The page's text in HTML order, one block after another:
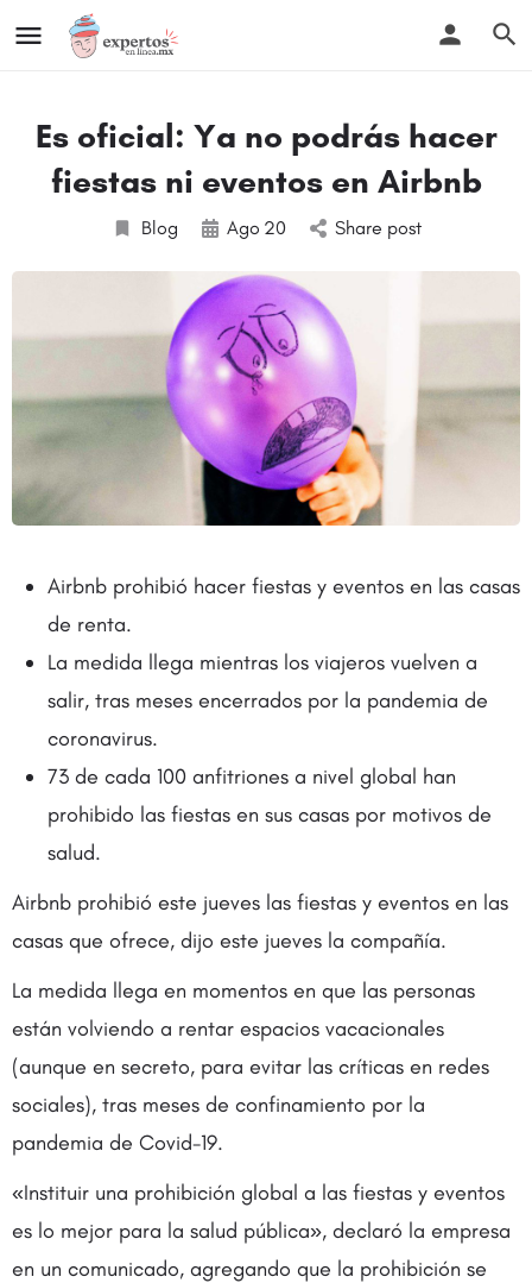
Es oficial: Ya no podrás hacer
fiestas ni eventos en Airbnb
Blog Ago 20 Share post
Airbnb prohibió hacer fiestas y eventos en las casas
de renta.
La medida llega mientras los viajeros vuelven a
salir, tras meses encerrados por la pandemia de
coronavirus.
73 de cada 100 anfitriones a nivel global han
prohibido las fiestas en sus casas por motivos de
salud.
Airbnb prohibió este jueves las fiestas y eventos en las
casas que ofrece, dijo este jueves la compañía.
La medida llega en momentos en que las personas
están volviendo a rentar espacios vacacionales
(aunque en secreto, para evitar las críticas en redes
sociales), tras meses de confinamiento por la
pandemia de Covid-19.
«Instituir una prohibición global a las fiestas y eventos
es lo mejor para la salud pública», declaró la empresa
en un comunicado, agregando que la prohibición se